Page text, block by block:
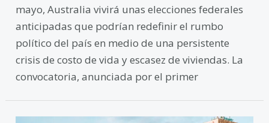
mayo, Australia vivirá unas elecciones federales
anticipadas que podrían redefinir el rumbo
político del país en medio de una persistente
crisis de costo de vida y escasez de viviendas. La
convocatoria, anunciada por el primer